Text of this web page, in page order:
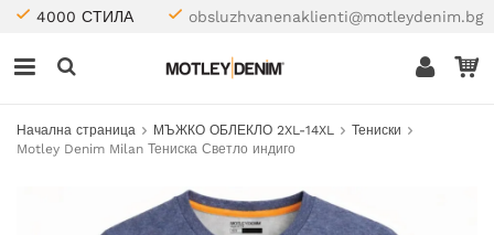
4000 СТИЛА obsluzhvanenaklienti@motleydenim.bg
Начална страница МЪЖКО ОБЛЕКЛО 2XL-14XL
Тениски
Motley Denim Milan Тениска Светло индиго